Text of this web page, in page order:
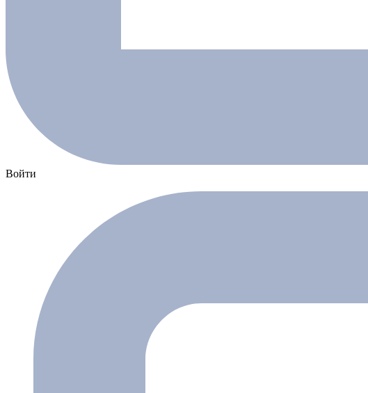
Войти